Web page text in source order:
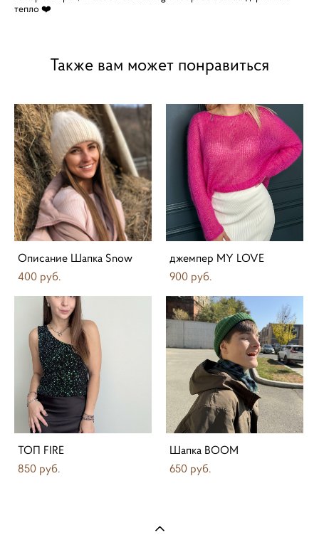
тепло ❤️
Также вам может понравиться
Описание Шапка Snow
400 pуб.
джемпер MY LOVE
900 pуб.
ТОП FIRE
850 pуб.
Шапка BOOM
650 pуб.